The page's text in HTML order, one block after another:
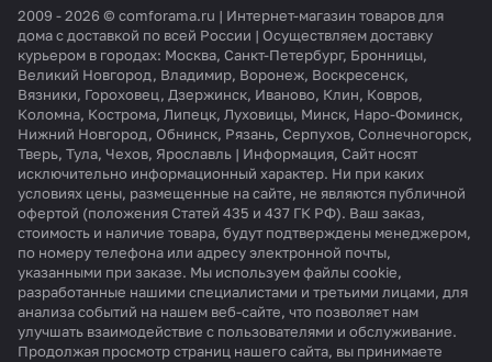
2009 - 2026 © comforama.ru | Интернет-магазин товаров для
дома с доставкой по всей России | Осуществляем доставку
курьером в городах: Москва, Санкт-Петербург, Бронницы,
Великий Новгород, Владимир, Воронеж, Воскресенск,
Вязники, Гороховец, Дзержинск, Иваново, Клин, Ковров,
Коломна, Кострома, Липецк, Луховицы, Минск, Наро-Фоминск,
Нижний Новгород, Обнинск, Рязань, Серпухов, Солнечногорск,
Тверь, Тула, Чехов, Ярославль | Информация, Сайт носят
исключительно информационный характер. Ни при каких
условиях цены, размещенные на сайте, не являются публичной
офертой (положения Статей 435 и 437 ГК РФ). Ваш заказ,
стоимость и наличие товара, будут подтверждены менеджером,
по номеру телефона или адресу электронной почты,
указанными при заказе. Мы используем файлы cookie,
разработанные нашими специалистами и третьими лицами, для
анализа событий на нашем веб-сайте, что позволяет нам
улучшать взаимодействие с пользователями и обслуживание.
Продолжая просмотр страниц нашего сайта, вы принимаете